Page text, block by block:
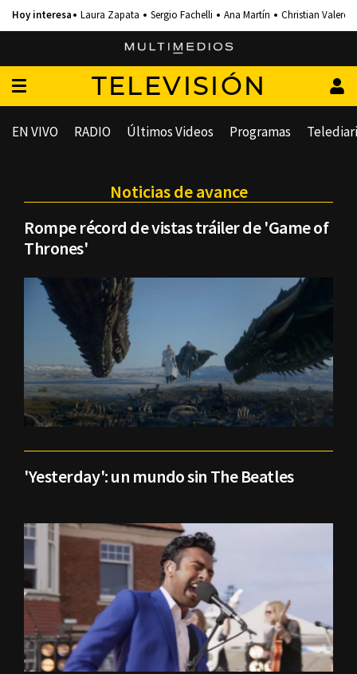
Laura Zapata Sergio Fachelli Ana Martín Christian Valero
TELEVISIÓN
EN VIVO RADIO Últimos Videos Programas
Noticias de avance
Rompe récord de vistas tráiler de 'Game of
Thrones'
'Yesterday': un mundo sin The Beatles